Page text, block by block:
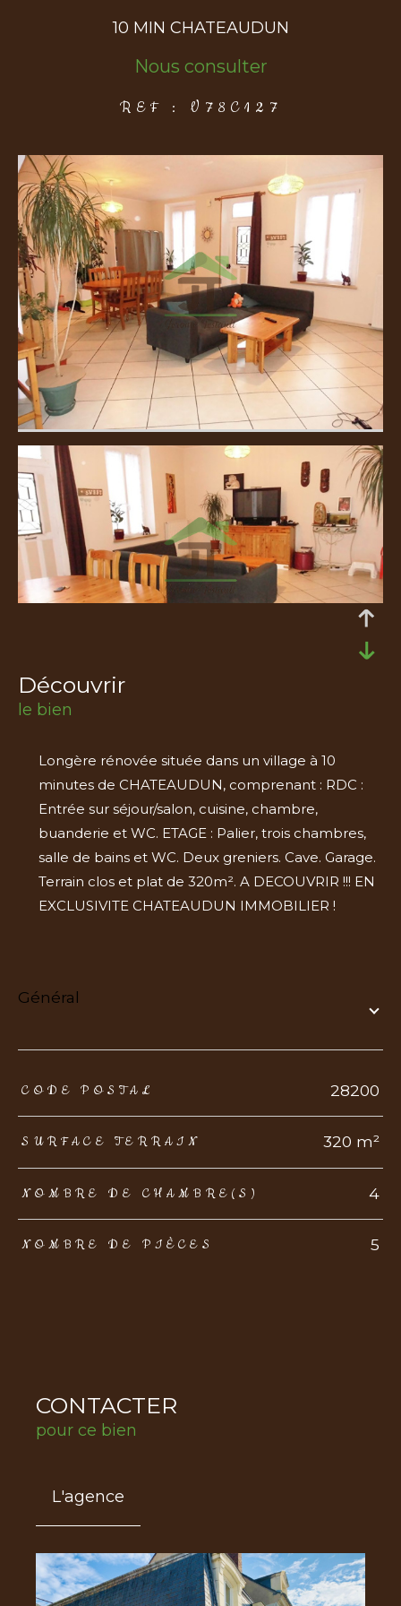
10 MIN CHATEAUDUN
Nous consulter
REF : V78C127
découvrir
le bien
Longère rénovée située dans un village à 10
minutes de CHATEAUDUN, comprenant : RDC :
Entrée sur séjour/salon, cuisine, chambre,
buanderie et WC. ETAGE : Palier, trois chambres,
salle de bains et WC. Deux greniers. Cave. Garage.
Terrain clos et plat de 320m². A DECOUVRIR !!! EN
EXCLUSIVITE CHATEAUDUN IMMOBILIER !
général
TRAD_ZEPHYR_Caracteristique TRAD_ZEPHYR_Valeurs
CODE POSTAL 28200
SURFACE TERRAIN 320 m²
NOMBRE DE CHAMBRE(S) 4
NOMBRE DE PIÈCES 5
CONTACTER
pour ce bien
L'agence